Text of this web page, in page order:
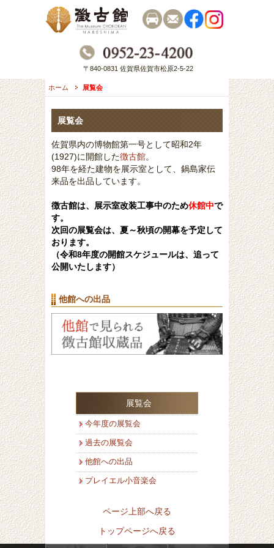
〒840-0831 佐賀県佐賀市松原2-5-22
ホーム 展覧会
展覧会
佐賀県内の博物館第一号として昭和2年
(1927)に開館した徴古館。
98年を経た建物を展示室として、鍋島家伝
来品を出品しています。
徴古館は、 展示室改装工事中のため休館中で
す。
次回の展覧会は、夏～秋頃の開幕を予定して
おります。
（令和8年度の開館スケジュールは、追って
公開いたします）
他館への出品
展覧会
今年度の展覧会
過去の展覧会
他館への出品
プレイエル小音楽会
ページ上部へ戻る
トップページへ戻る